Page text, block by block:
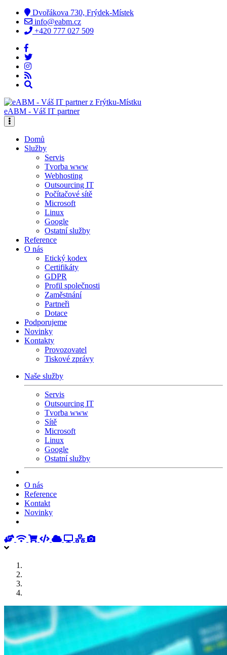
Dvořákova 730, Frýdek-Místek
info@eabm.cz
+420 777 027 509
eABM - Váš IT partner
Domů
Služby
Servis
Tvorba www
Webhosting
Outsourcing IT
Počítačové sítě
Microsoft
Linux
Google
Ostatní služby
Reference
O nás
Etický kodex
Certifikáty
GDPR
Profil společnosti
Zaměstnání
Partneři
Dotace
Podporujeme
Novinky
Kontakty
Provozovatel
Tiskové zprávy
Naše služby
Servis
Outsourcing IT
Tvorba www
Sítě
Microsoft
Linux
Google
Ostatní služby
O nás
Reference
Kontakt
Novinky